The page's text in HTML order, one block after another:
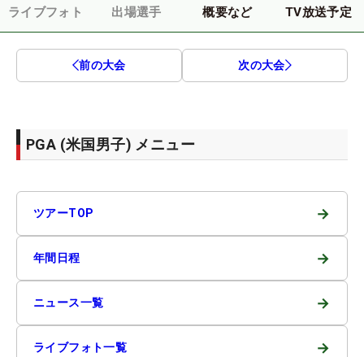
ライブフォト 出場選手 概要など TV放送予定
前の大会 次の大会
PGA (米国男子) メニュー
ツアーTOP →
年間日程 →
ニュース一覧 →
ライブフォト一覧 →